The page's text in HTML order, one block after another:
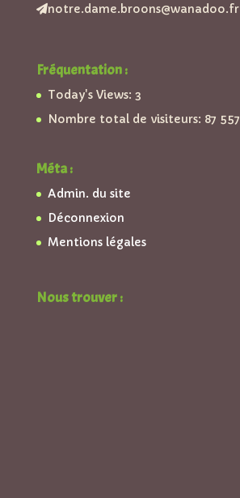
notre.dame.broons@wanadoo.fr
Fréquentation :
Today's Views: 3
Nombre total de visiteurs: 87 557
Méta :
Admin. du site
Déconnexion
Mentions légales
Nous trouver :